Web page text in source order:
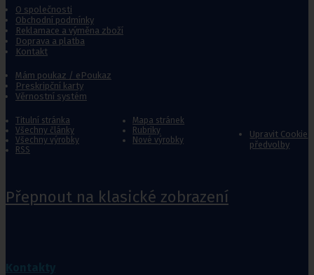
O společnosti
Obchodní podmínky
Reklamace a výměna zboží
Doprava a platba
Kontakt
Mám poukaz / ePoukaz
Preskripční karty
Věrnostní systém
Titulní stránka
Mapa stránek
Všechny články
Rubriky
Všechny výrobky
Nové výrobky
RSS
Upravit Cookie
předvolby
Přepnout na klasické zobrazení